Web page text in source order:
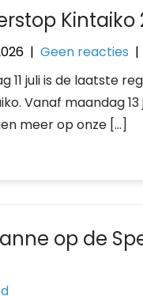
Kintaiko
|Geen reacties |
11 juli is de laatste
Vanaf maandag
meer op onze […]
op de